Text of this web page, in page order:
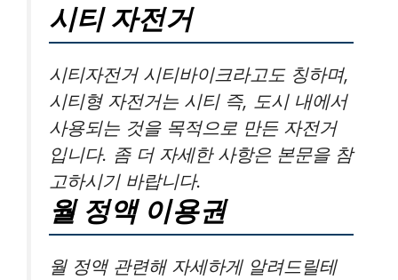
시티 자전거
시티자전거 시티바이크라고도 칭하며,
시티형 자전거는 시티 즉, 도시 내에서
사용되는 것을 목적으로 만든 자전거
입니다. 좀 더 자세한 사항은 본문을 참
고하시기 바랍니다.
월 정액 이용권
월 정액 관련해 자세하게 알려드릴테